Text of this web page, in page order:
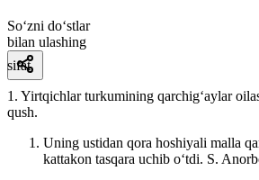
So‘zni do‘stlar
bilan ulashing
sifat
1. Yirtqichlar turkumining qarchigʻaylar
qush.
Uning ustidan qora hoshiyali malla
kattakon tasqara uchib oʻtdi. S.